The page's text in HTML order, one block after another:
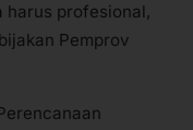
harus profesional,
Pemprov